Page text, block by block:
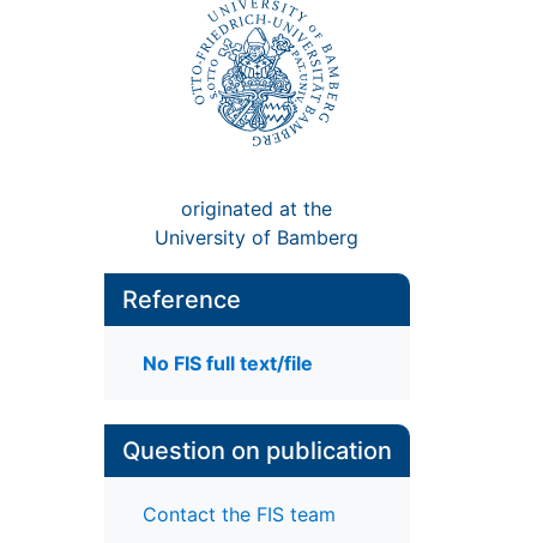
originated at the
University of Bamberg
Reference
No FIS full text/file
Question on publication
Contact the FIS team